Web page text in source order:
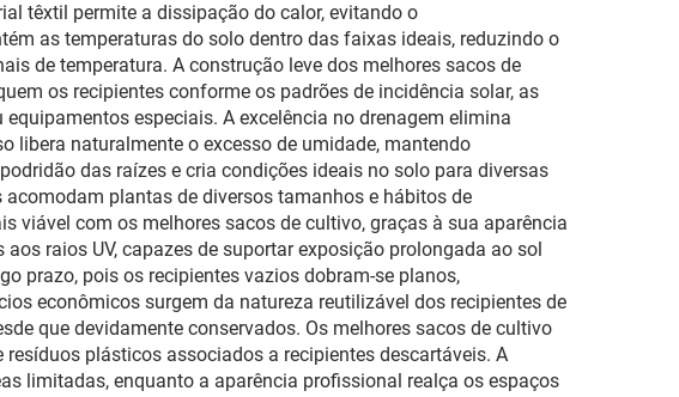
floração
têxtil permite a dissipação do calor, evitando o
as temperaturas do solo dentro das faixas ideais, reduzindo o
de temperatura. A construção leve dos melhores sacos de
os recipientes conforme os padrões de incidência solar, as
especiais. A excelência no drenagem elimina
libera naturalmente o excesso de umidade, mantendo
das raízes e cria condições ideais no solo para diversas
plantas de diversos tamanhos e hábitos de
viável com os melhores sacos de cultivo, graças à sua aparência
raios UV, capazes de suportar exposição prolongada ao sol
prazo, pois os recipientes vazios dobram-se planos,
econômicos surgem da natureza reutilizável dos recipientes de
que devidamente conservados. Os melhores sacos de cultivo
plásticos associados a recipientes descartáveis. A
limitadas, enquanto a aparência profissional realça os espaços